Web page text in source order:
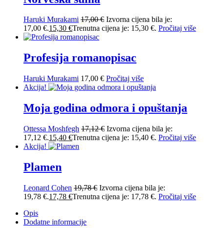
Haruki Murakami 17,00€ Izvorna cijena bila je:
17,00 €.15,30 €Trenutna cijena je: 15,30 €. Pročitaj više
Profesija romanopisac
Haruki Murakami 17,00 € Pročitaj više
Akcija!
Moja godina odmora i opuštanja
Ottessa Moshfegh 17,12€ Izvorna cijena bila je:
17,12 €.15,40 €Trenutna cijena je: 15,40 €. Pročitaj više
Akcija!
Plamen
Leonard Cohen 19,78€ Izvorna cijena bila je:
19,78 €.17,78 €Trenutna cijena je: 17,78 €. Pročitaj više
Opis
Dodatne informacije